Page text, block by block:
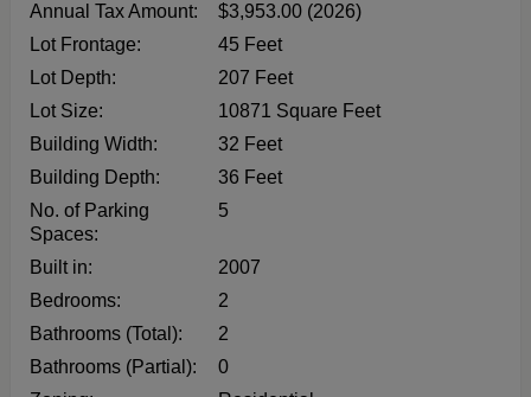
Annual Tax Amount:
$3,953.00 (2026)
Lot Frontage:
45 Feet
Lot Depth:
207 Feet
Lot Size:
10871 Square Feet
Building Width:
32 Feet
Building Depth:
36 Feet
No. of Parking
Spaces:
5
Built in:
2007
Bedrooms:
2
Bathrooms (Total):
2
Bathrooms (Partial):
0